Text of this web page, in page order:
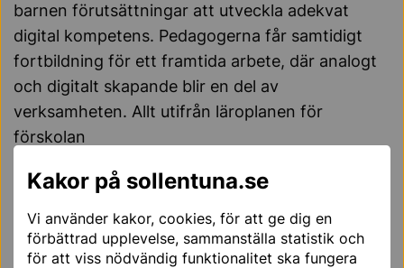
Kakor på sollentuna.se
Vi använder kakor, cookies, för att ge dig en
förbättrad upplevelse, sammanställa statistik och
för att viss nödvändig funktionalitet ska fungera
barnen förutsättningar att utveckla adekvat
digital kompetens. Pedagogerna får samtidigt
fortbildning för ett framtida arbete, där analogt
och digitalt skapande blir en del av
verksamheten. Allt utifrån läroplanen för
förskolan
Makerzone erbjuder under läsåret 2024/2025
möjlighet till utforskande och lärande i en kreativ miljö.
Alla tillfällen är bokade via rektorerna.